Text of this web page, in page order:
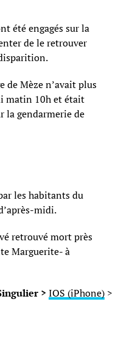
été engagés sur la
de le retrouver
de Mèze n’avait plus
matin 10h et était
la gendarmerie de
les habitants du
midi.
retrouvé mort près
Marguerite- à
> IOS (iPhone)>